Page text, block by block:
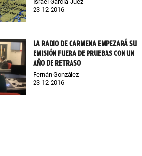
Israel García-Juez
23-12-2016
LA RADIO DE CARMENA EMPEZARÁ SU
EMISIÓN FUERA DE PRUEBAS CON UN
AÑO DE RETRASO
Fernán González
23-12-2016